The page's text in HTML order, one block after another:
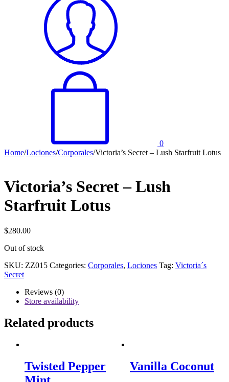
0
Home/Lociones/Corporales/Victoria’s Secret – Lush Starfruit Lotus
Victoria’s Secret – Lush
Starfruit Lotus
$280.00
Out of stock
SKU: ZZ015 Categories: Corporales, Lociones Tag: Victoria´s
Secret
Reviews (0)
Store availability
Related products
Twisted Pepper
Vanilla Coconut